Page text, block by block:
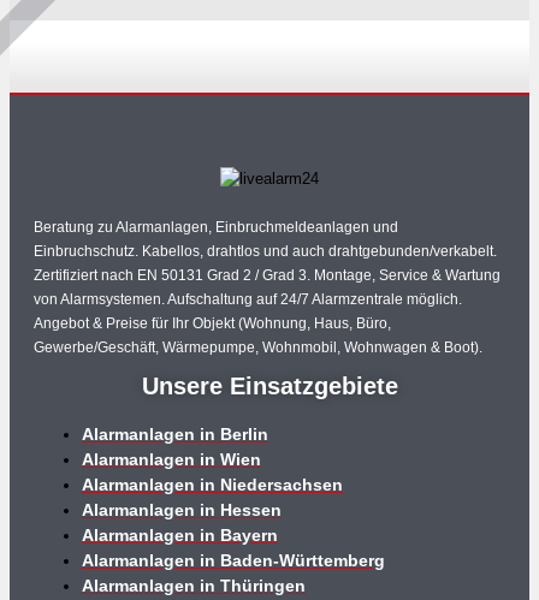
Beratung zu Alarmanlagen, Einbruchmeldeanlagen und
Einbruchschutz. Kabellos, drahtlos und auch drahtgebunden/verkabelt.
Zertifiziert nach EN 50131 Grad 2 / Grad 3. Montage, Service & Wartung
von Alarmsystemen. Aufschaltung auf 24/7 Alarmzentrale möglich.
Angebot & Preise für Ihr Objekt (Wohnung, Haus, Büro,
Gewerbe/Geschäft, Wärmepumpe, Wohnmobil, Wohnwagen & Boot).
Unsere Einsatzgebiete
Alarmanlagen in Berlin
Alarmanlagen in Wien
Alarmanlagen in Niedersachsen
Alarmanlagen in Hessen
Alarmanlagen in Bayern
Alarmanlagen in Baden-Württemberg
Alarmanlagen in Thüringen